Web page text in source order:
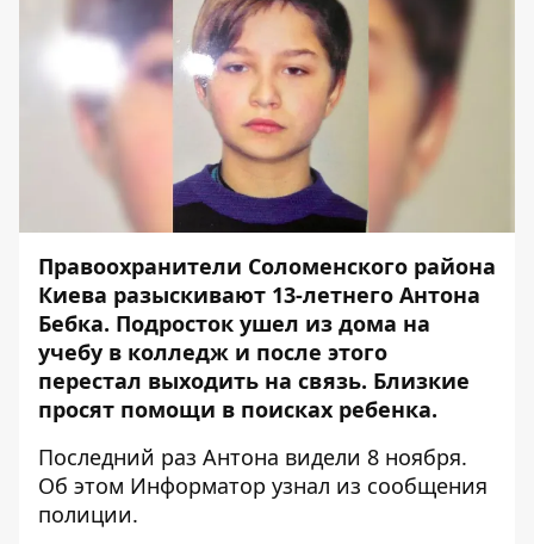
Правоохранители Соломенского района
Киева разыскивают 13-летнего Антона
Бебка. Подросток ушел из дома на
учебу в колледж и после этого
перестал выходить на связь. Близкие
просят помощи в поисках ребенка.
Последний раз Антона видели 8 ноября.
Об этом Информатор узнал из сообщения
полиции.